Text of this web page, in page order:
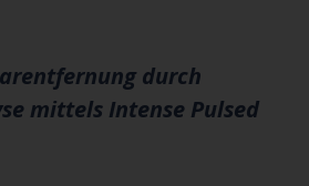
durch
mittels Intense Pulsed